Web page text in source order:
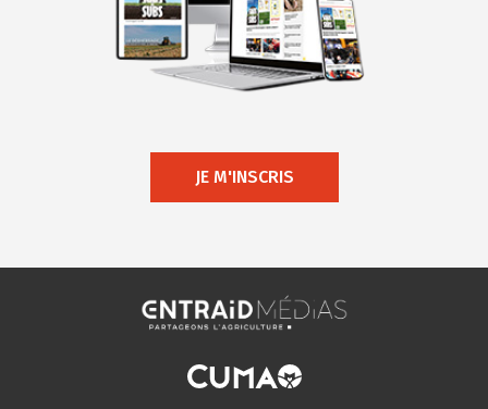
JE M'INSCRIS